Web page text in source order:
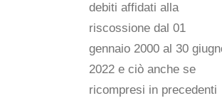
debiti affidati alla
riscossione dal 01
gennaio 2000 al 30
2022 e ciò anche se
ricompresi in precedenti